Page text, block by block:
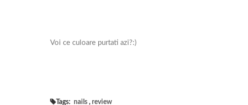
Voi ce culoare purtati azi?:)
Tags: nails , review